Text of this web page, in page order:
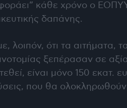
κάθε χρόνο ο
δαπάνης.
λοιπόν, ότι τα αιτήματα,
ξεπέρασαν σε
είναι μόνο 150 εκατ.
που θα ολοκληρωθούν